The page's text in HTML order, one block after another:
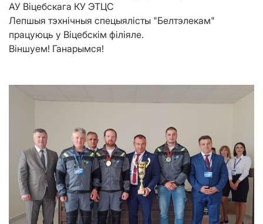
АУ Віцебскага КУ ЭТЦС
Лепшыя тэхнічныя спецыялісты "Белтэлекам"
працуюць у Віцебскім філіяле.
Віншуем! Ганарымся!